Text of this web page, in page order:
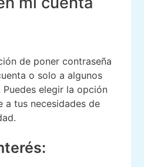
de poner contraseña
o solo a algunos
elegir la opción
a tus necesidades de